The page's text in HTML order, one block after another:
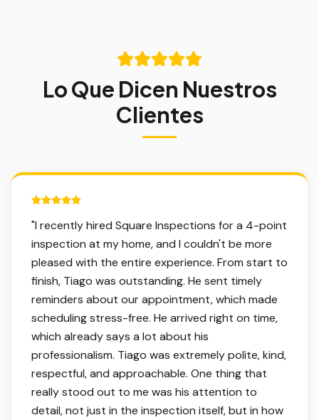
Lo Que Dicen Nuestros
Clientes
5 out of 5 stars.
"I recently hired Square Inspections for a 4-point
inspection at my home, and I couldn't be more
pleased with the entire experience. From start to
finish, Tiago was outstanding. He sent timely
reminders about our appointment, which made
scheduling stress-free. He arrived right on time,
which already says a lot about his
professionalism. Tiago was extremely polite, kind,
respectful, and approachable. One thing that
really stood out to me was his attention to
detail, not just in the inspection itself, but in how